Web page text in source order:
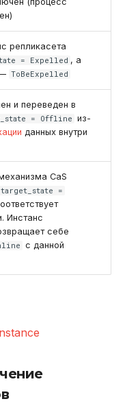
репликасета
= Expelled , а
ToBeExpelled
и переведен в
= Offline из-
данных внутри
CaS
target_state =
Инстанс
себе
с данной